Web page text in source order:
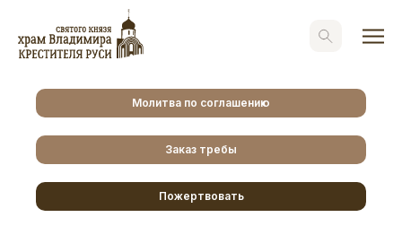
Молитва по соглашению
Заказ требы
Пожертвовать